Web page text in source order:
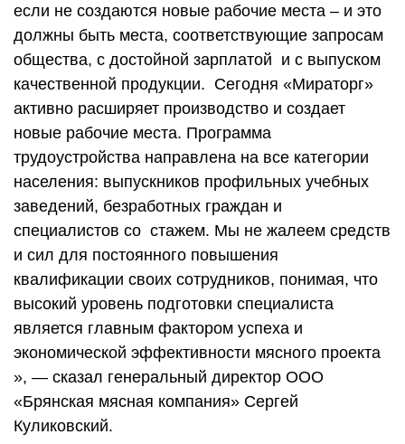
если не создаются новые рабочие места – и это
должны быть места, соответствующие запросам
общества, с достойной зарплатой и с выпуском
качественной продукции. Сегодня «Мираторг»
активно расширяет производство и создает
новые рабочие места. Программа
трудоустройства направлена на все категории
населения: выпускников профильных учебных
заведений, безработных граждан и
специалистов со стажем. Мы не жалеем средств
и сил для постоянного повышения
квалификации своих сотрудников, понимая, что
высокий уровень подготовки специалиста
является главным фактором успеха и
экономической эффективности мясного проекта
», — сказал генеральный директор ООО
«Брянская мясная компания» Сергей
Куликовский.